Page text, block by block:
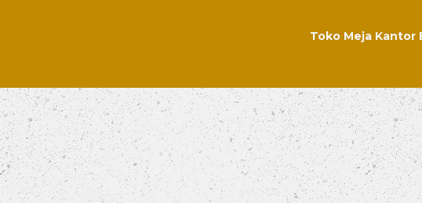
Toko Meja Kantor